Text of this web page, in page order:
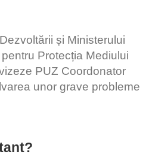
și Ministerului
Protecția Mediului
PUZ Coordonator
unor grave probleme